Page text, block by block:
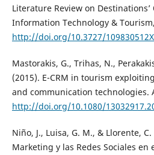
Literature Review on
Information Technology &
http://doi.org/10.3727/
Mastorakis, G., Trihas, N.,
(2015). E-CRM in tourism
and communication technologies.
http://doi.org/10.1080/
Niño, J., Luisa, G. M., & Llorente,
Marketing y las Redes Sociales